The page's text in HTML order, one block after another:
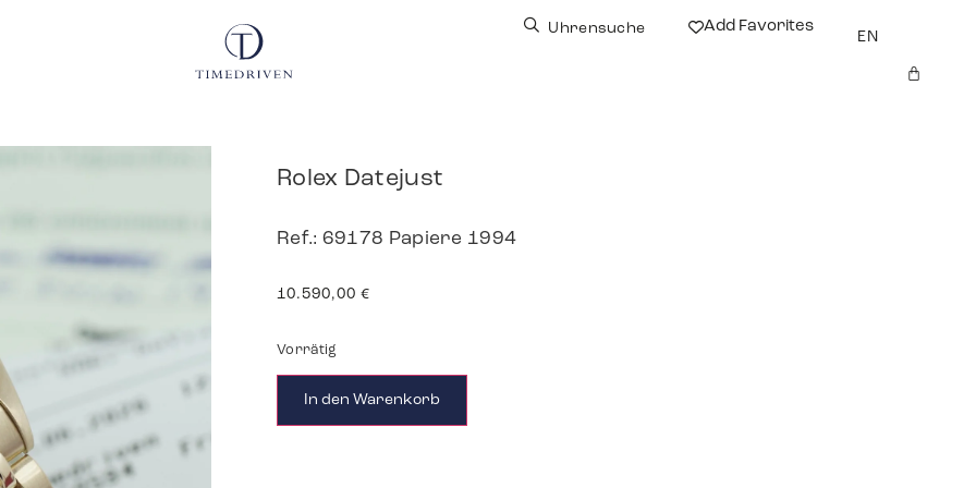
Uhrensuche Add Favorites
EN
Rolex Datejust
Ref.: 69178 Papiere 1994
10.590,00 €
Vorrätig
In den Warenkorb